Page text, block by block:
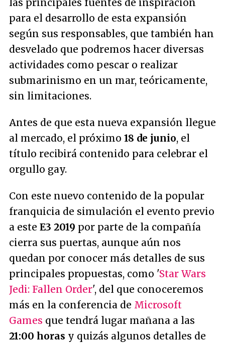
las principales fuentes de inspiración
para el desarrollo de esta expansión
según sus responsables, que también han
desvelado que podremos hacer diversas
actividades como pescar o realizar
submarinismo en un mar, teóricamente,
sin limitaciones.
Antes de que esta nueva expansión llegue
al mercado, el próximo 18 de junio, el
título recibirá contenido para celebrar el
orgullo gay.
Con este nuevo contenido de la popular
franquicia de simulación el evento previo
a este E3 2019 por parte de la compañía
cierra sus puertas, aunque aún nos
quedan por conocer más detalles de sus
principales propuestas, como 'Star Wars
Jedi: Fallen Order', del que conoceremos
más en la conferencia de Microsoft
Games que tendrá lugar mañana a las
21:00 horas y quizás algunos detalles de